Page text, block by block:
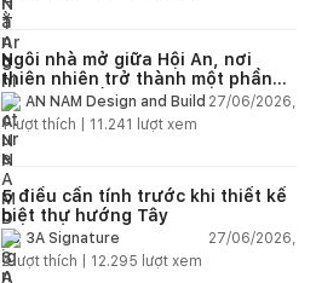
Ngôi nhà mở giữa Hội An, nơi
thiên nhiên trở thành một phần
của cuộc sống
AN NAM Design and Build 27/06/2026,
1lượt thích | 11.241 lượt xem
5 điều cần tính trước khi thiết kế
biệt thự hướng Tây
3A Signature
27/06/2026,
2lượt thích | 12.295 lượt xem